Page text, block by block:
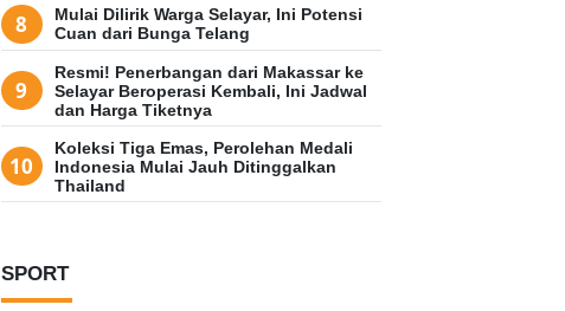
Mulai Dilirik Warga Selayar, Ini Potensi
Cuan dari Bunga Telang
Resmi! Penerbangan dari Makassar ke
Selayar Beroperasi Kembali, Ini Jadwal
dan Harga Tiketnya
Koleksi Tiga Emas, Perolehan Medali
Indonesia Mulai Jauh Ditinggalkan
Thailand
SPORT